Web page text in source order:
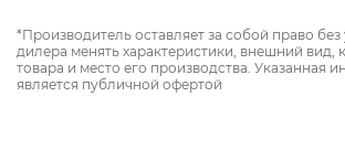
*Производитель оставляет за собой право
дилера менять характеристики, внешний вид,
товара и место его производства. Указанная
является публичной офертой